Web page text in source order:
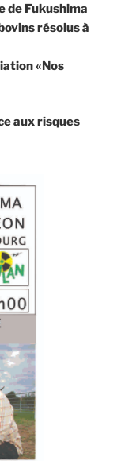
de Fukushima
résolus à
«Nos
aux risques